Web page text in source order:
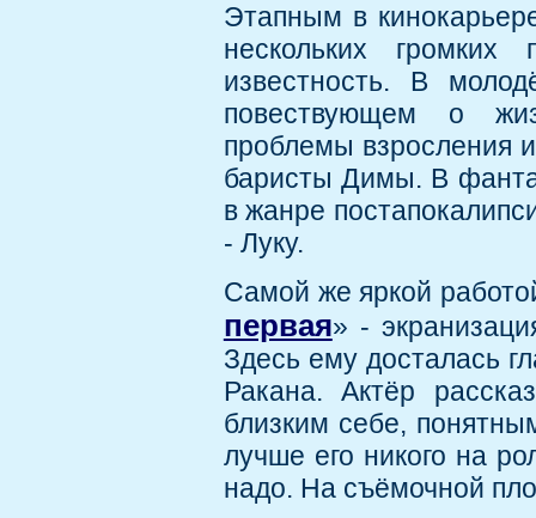
Этапным в
нескольких
известность. В
повествующем о
проблемы взросления
баристы Димы. В
в жанре
- Луку.
Самой же яркой
первая» -
Здесь ему досталась
Ракана. Актёр
близким себе,
лучше его никого на
надо. На съёмочной